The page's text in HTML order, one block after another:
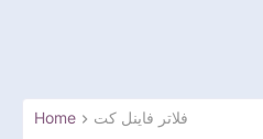
Home فلاتر فاينل كت